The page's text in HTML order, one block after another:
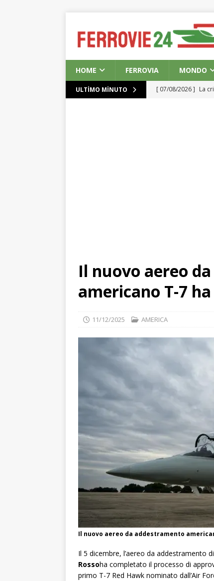
HOME FERROVIA MONDO
ULTIMO MINUTO [ 07/08/2026 ] La
Il nuovo aereo
americano T-7
11/12/2025 AMERICA
Il nuovo aereo da addestramento
Il 5 dicembre, l’aereo da addestramento
Rossoha completato il processo di
primo T-7 Red Hawk nominato dall’Air